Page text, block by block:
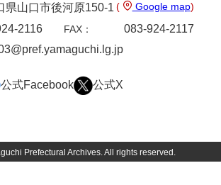
山口市後河原150-1 ( Google map)
2116 FAX： 083-924-2117
公式Facebook 公式X
Prefectural Archives. All rights reserved.